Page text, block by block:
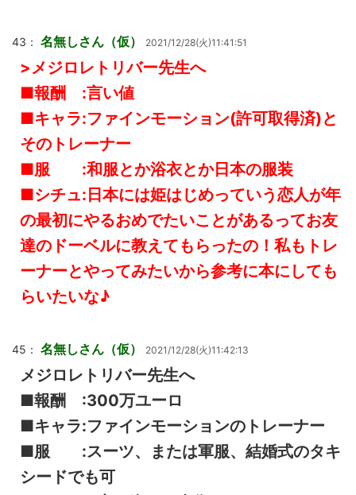
43： 名無しさん（仮） 2021/12/28(火)11:41:51
>メジロレトリバー先生へ
■報酬 :言い値
■キャラ:ファインモーション(許可取得済)と
そのトレーナー
■服 :和服とか浴衣とか日本の服装
■シチュ:日本には姫はじめっていう恋人が年
の最初にやるおめでたいことがあるってお友
達のドーベルに教えてもらったの！私もトレ
ーナーとやってみたいから参考に本にしても
らいたいな♪
45： 名無しさん（仮） 2021/12/28(火)11:42:13
メジロレトリバー先生へ
■報酬 :300万ユーロ
■キャラ:ファインモーションのトレーナー
■服 :スーツ、または軍服、結婚式のタキ
シードでも可